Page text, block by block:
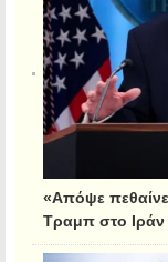
«Απόψε
Τραμπ στο Ιράν